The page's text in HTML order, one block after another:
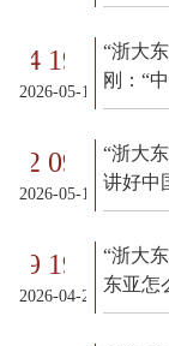
14 19:00:00
2026-05-14 19:00:00
“浙大
刚：“
12 09:30:00
2026-05-12 09:30:00
“浙大
讲好中
29 19:00:00
2026-04-29 19:00:00
“浙大
东亚怎